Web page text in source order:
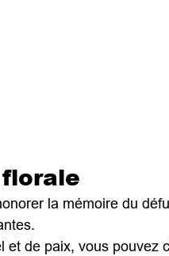
la mémoire du
et de paix, vous pouvez